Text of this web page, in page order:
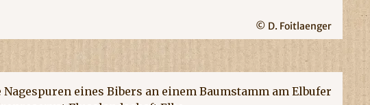
© D. Foitlaenger